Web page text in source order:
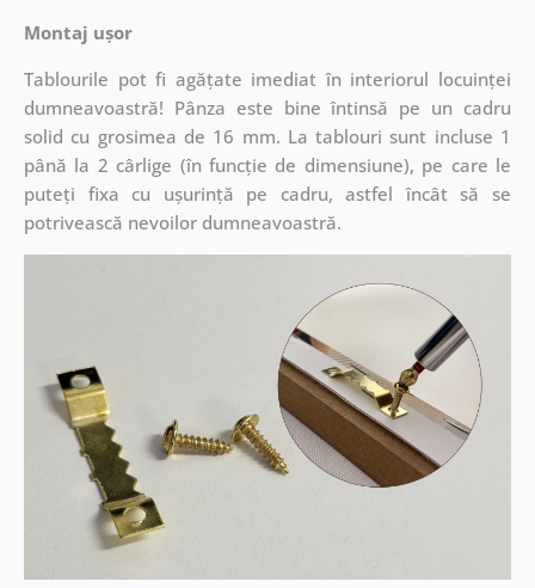
Montaj ușor
Tablourile pot fi agățate imediat în interiorul locuinței
dumneavoastră! Pânza este bine întinsă pe un cadru
solid cu grosimea de 16 mm. La tablouri sunt incluse 1
până la 2 cârlige (în funcție de dimensiune), pe care le
puteți fixa cu ușurință pe cadru, astfel încât să se
potrivească nevoilor dumneavoastră.